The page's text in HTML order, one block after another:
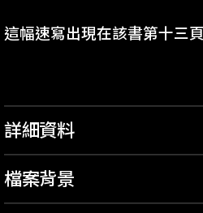
這幅速寫出現在該書第十三
詳細資料
檔案背景